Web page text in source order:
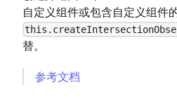
自定义组件或包含自定义组件
替。
参考文档